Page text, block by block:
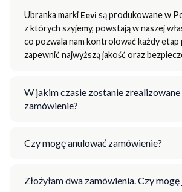
Ubranka marki Eevi są produkowane w
z których szyjemy, powstają w naszej
co pozwala nam kontrolować każdy etap
zapewnić najwyższą jakość oraz
W jakim czasie zostanie
zamówienie?
Czy mogę anulować zamówienie?
Złożyłam dwa zamówienia. Czy mogę